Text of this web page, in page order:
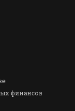
финансов